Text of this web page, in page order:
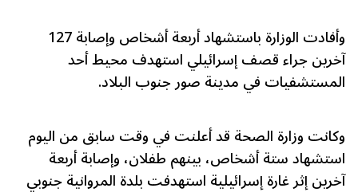
وأفادت الوزارة باستشهاد أربعة أشخاص وإصابة 127
آخرين جراء قصف إسرائيلي استهدف محيط أحد
المستشفيات في مدينة صور جنوب البلاد.
وكانت وزارة الصحة قد أعلنت في وقت سابق من اليوم
استشهاد ستة أشخاص، بينهم طفلان، وإصابة أربعة
آخرين إثر غارة إسرائيلية استهدفت بلدة المروانية جنوبي